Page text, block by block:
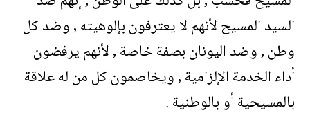
السيد المسيح لأنهم لا يعترفون بإلوهيته , وضد كل
وطن , وضد اليونان بصفة خاصة , لأنهم يرفضون
أداء الخدمة الإلزامية , ويخاصمون كل من له علاقة
بالمسيحية أو بالوطنية .